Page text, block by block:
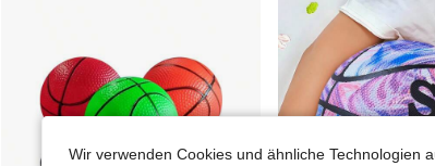
Wir verwenden Cookies und ähnliche Technologien